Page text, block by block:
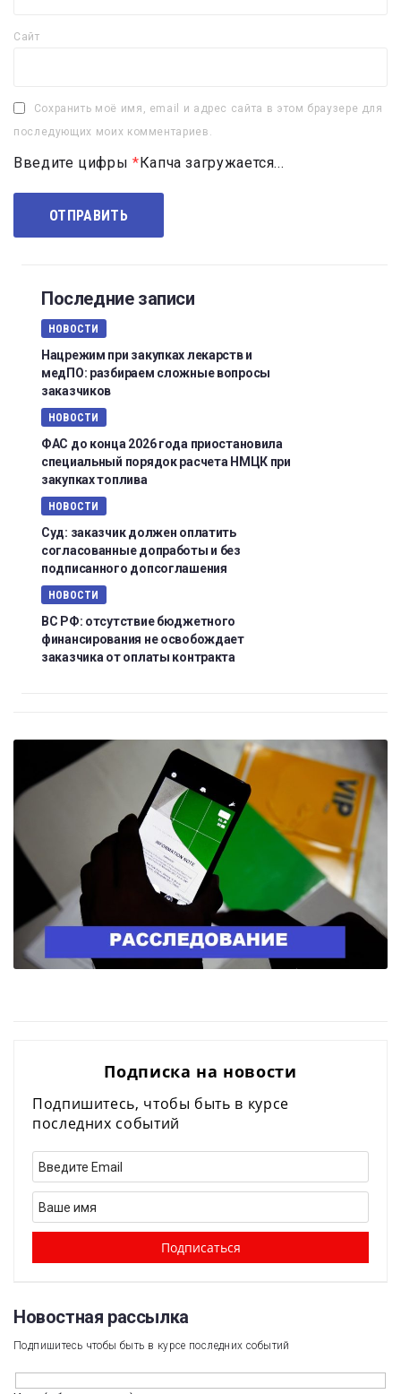
Сайт
Сохранить моё имя, email и адрес сайта в этом браузере для
последующих моих комментариев.
Введите цифры *Капча загружается...
Последние записи
НОВОСТИ
Нацрежим при закупках лекарств и
медПО: разбираем сложные вопросы
заказчиков
НОВОСТИ
ФАС до конца 2026 года приостановила
специальный порядок расчета НМЦК при
закупках топлива
НОВОСТИ
Суд: заказчик должен оплатить
согласованные допработы и без
подписанного допсоглашения
НОВОСТИ
ВС РФ: отсутствие бюджетного
финансирования не освобождает
заказчика от оплаты контракта
Подписка на новости
Подпишитесь, чтобы быть в курсе
последних событий
Новостная рассылка​
Подпишитесь чтобы быть в курсе последних событий